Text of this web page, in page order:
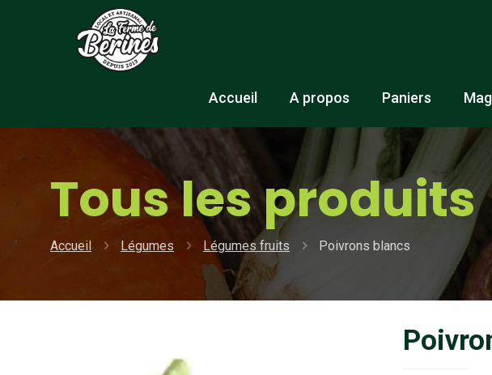
Accueil A propos Paniers
Tous les produits
Accueil Légumes Légumes fruits Poivrons blancs